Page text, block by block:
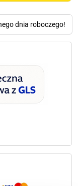
dnia roboczego!